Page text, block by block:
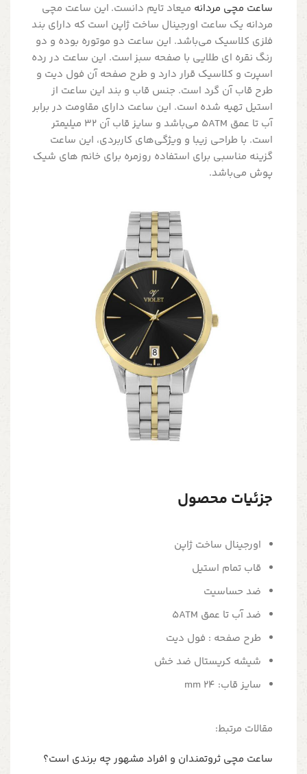
ساعت مچی مردانه میعاد تایم دانست. این ساعت مچی
مردانه یک ساعت اورجینال ساخت ژاپن است که دارای بند
فلزی کلاسیک می‌باشد. این ساعت دو موتوره بوده و دو
رنگ نقره ای طلایی با صفحه سبز است. این ساعت در رده
اسپرت و کلاسیک قرار دارد و طرح صفحه آن فول دیت و
طرح قاب آن گرد است. جنس قاب و بند این ساعت از
استیل تهیه شده است. این ساعت دارای مقاومت در برابر
آب تا عمق 5ATM می‌باشد و سایز قاب آن 32 میلیمتر
است. با طراحی زیبا و ویژگی‌های کاربردی، این ساعت
گزینه مناسبی برای استفاده روزمره برای خانم های شیک
پوش می‌باشد.
جزئیات محصول
اورجینال ساخت ژاپن
قاب تمام استیل
ضد حساسیت
ضد آب تا عمق 5ATM
طرح صفحه : فول دیت
شیشه کریستال ضد خش
سایز قاب: 24 mm
مقالات مرتبط:
ساعت مچی ثروتمندان و افراد مشهور چه برندی است؟